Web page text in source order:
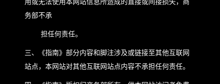
务部不承
担任何责任。
三、《指南》部分内容和脚注涉及或链接至其他互联网
站点，本网站对其他互联网站点内容不承担任何责任。